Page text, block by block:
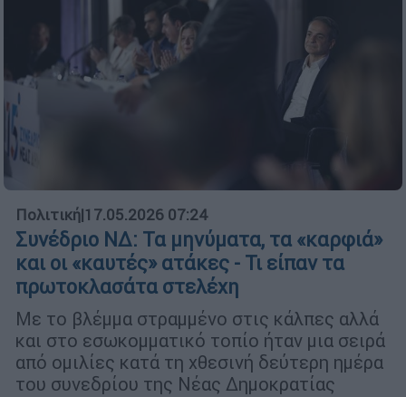
Πολιτική|17.05.2026 07:24
Συνέδριο ΝΔ: Τα μηνύματα, τα «καρφιά»
και οι «καυτές» ατάκες - Τι είπαν τα
πρωτοκλασάτα στελέχη
Με το βλέμμα στραμμένο στις κάλπες αλλά
και στο εσωκομματικό τοπίο ήταν μια σειρά
από ομιλίες κατά τη χθεσινή δεύτερη ημέρα
του συνεδρίου της Νέας Δημοκρατίας